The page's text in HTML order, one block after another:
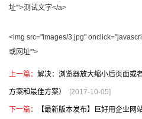
址'">测试文字</a>
<img src="images/3.jpg"
或网址'">
上一篇： 解决：浏览器放大缩小后页面或
方案和最佳方案） [2017-10-05]
下一篇： 【最新版本发布】巨好用企业